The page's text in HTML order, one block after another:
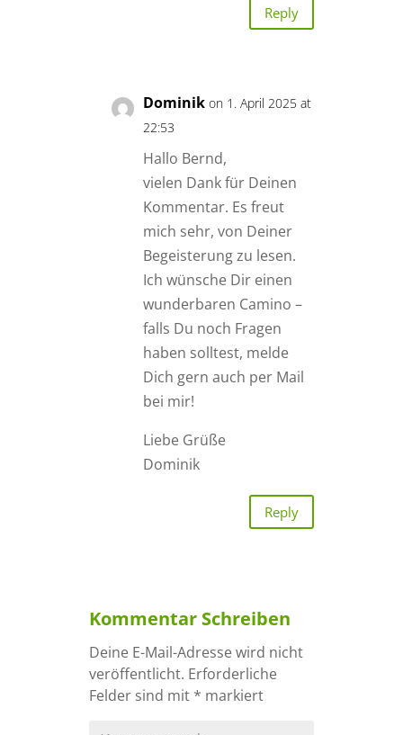
Reply
Dominik on 1. April 2025 at
22:53
Hallo Bernd,
vielen Dank für Deinen
Kommentar. Es freut
mich sehr, von Deiner
Begeisterung zu lesen.
Ich wünsche Dir einen
wunderbaren Camino –
falls Du noch Fragen
haben solltest, melde
Dich gern auch per Mail
bei mir!
Liebe Grüße
Dominik
Reply
Kommentar Schreiben
Deine E-Mail-Adresse wird nicht
veröffentlicht. Erforderliche
Felder sind mit * markiert